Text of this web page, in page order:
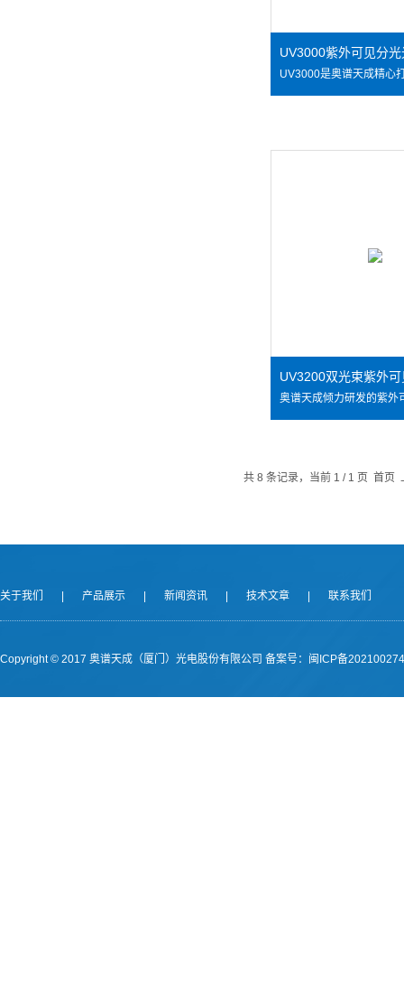
UV3000紫外可见分
共 8 条记录，当前 1 / 1 页 首
关于我们 产品展示 新闻资讯 技术文章 联系我们
Copyright © 2017 奥谱天成（厦门）光电股份有限公司 备案号：闽ICP备